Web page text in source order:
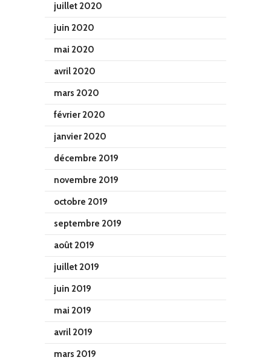
juillet 2020
juin 2020
mai 2020
avril 2020
mars 2020
février 2020
janvier 2020
décembre 2019
novembre 2019
octobre 2019
septembre 2019
août 2019
juillet 2019
juin 2019
mai 2019
avril 2019
mars 2019